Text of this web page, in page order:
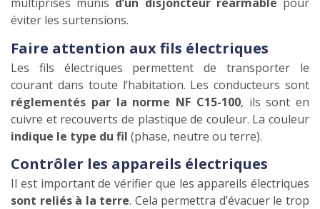
éviter les surtensions.
Faire attention aux fils électriques
Les fils électriques permettent de transporter le
courant dans toute l’habitation. Les conducteurs sont
réglementés par la norme NF C15-100, ils sont en
cuivre et recouverts de plastique de couleur. La couleur
indique le type du fil (phase, neutre ou terre).
Contrôler les appareils électriques
Il est important de vérifier que les appareils électriques
sont reliés à la terre. Cela permettra d’évacuer le trop